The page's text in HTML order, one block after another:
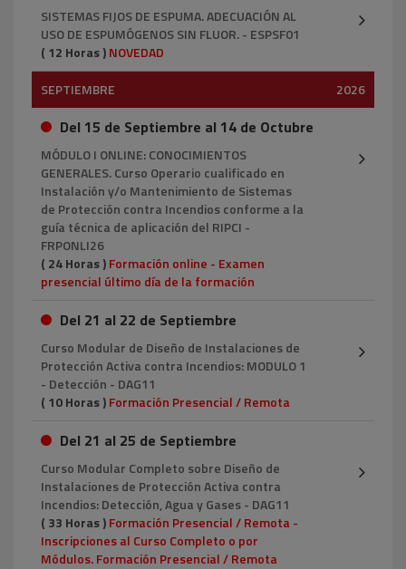
SISTEMAS FIJOS DE ESPUMA. ADECUACIÓN AL
USO DE ESPUMÓGENOS SIN FLUOR. - ESPSF01
( 12 Horas )NOVEDAD
SEPTIEMBRE
2026
Del 15 de Septiembre al 14 de Octubre
MÓDULO I ONLINE: CONOCIMIENTOS
GENERALES. Curso Operario cualificado en
Instalación y/o Mantenimiento de Sistemas
de Protección contra Incendios conforme a la
guía técnica de aplicación del RIPCI -
FRPONLI26
( 24 Horas )Formación online - Examen
presencial último día de la formación
Del 21 al 22 de Septiembre
Curso Modular de Diseño de Instalaciones de
Protección Activa contra Incendios: MODULO 1
- Detección - DAG11
( 10 Horas )Formación Presencial / Remota
Del 21 al 25 de Septiembre
Curso Modular Completo sobre Diseño de
Instalaciones de Protección Activa contra
Incendios: Detección, Agua y Gases - DAG11
( 33 Horas )Formación Presencial / Remota -
Inscripciones al Curso Completo o por
Módulos. Formación Presencial / Remota